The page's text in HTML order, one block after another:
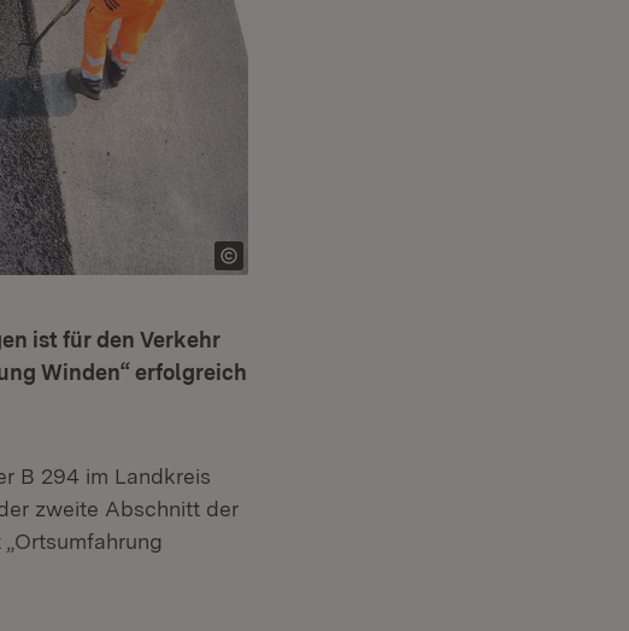
ist für den Verkehr
Winden“ erfolgreich
B 294 im Landkreis
zweite Abschnitt der